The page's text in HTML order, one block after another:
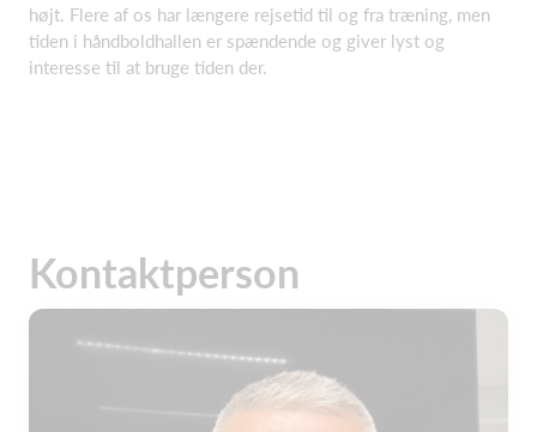
højt. Flere af os har længere rejsetid til og fra træning, men
tiden i håndboldhallen er spændende og giver lyst og
interesse til at bruge tiden der.
Kontaktperson